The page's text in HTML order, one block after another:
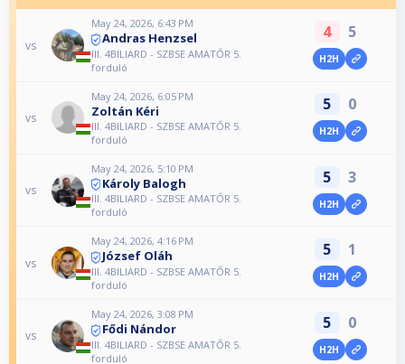
vs
May 24, 2026, 6:43 PM
Andras Henzsel
III. 4BILIARD - SZBSE AMATŐR 5.
forduló
4 5
H2H
vs
May 24, 2026, 6:05 PM
Zoltán Kéri
III. 4BILIARD - SZBSE AMATŐR 5.
forduló
5 0
H2H
vs
May 24, 2026, 5:10 PM
Károly Balogh
III. 4BILIARD - SZBSE AMATŐR 5.
forduló
5 3
H2H
vs
May 24, 2026, 4:16 PM
József Oláh
III. 4BILIARD - SZBSE AMATŐR 5.
forduló
5 1
H2H
vs
May 24, 2026, 3:08 PM
Fődi Nándor
III. 4BILIARD - SZBSE AMATŐR 5.
forduló
5 0
H2H